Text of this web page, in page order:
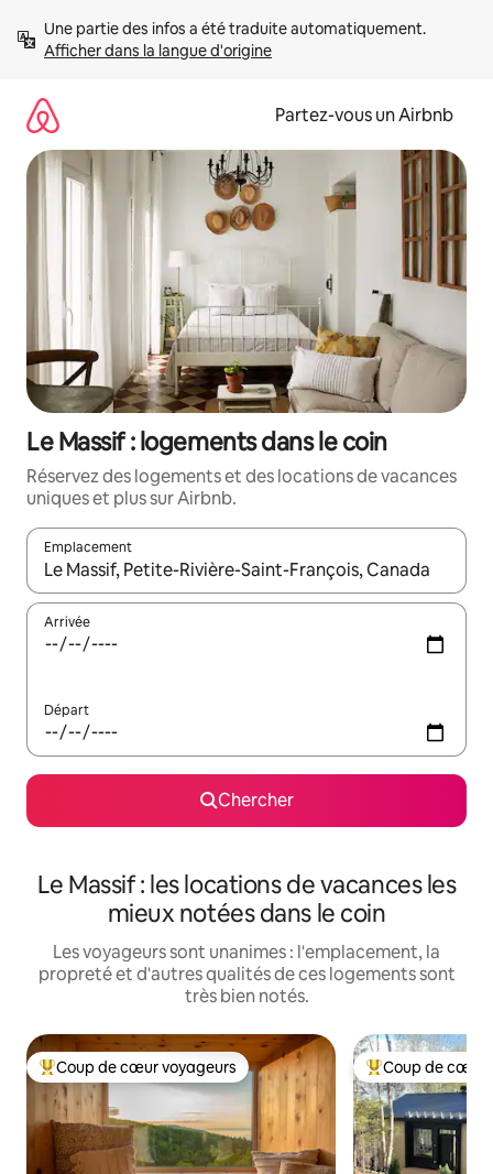
directement
Afficher dans la langue d'origine
Partez-vous un Airbnb
Le Massif : logements dans le coin
Réservez des logements et des locations de vacances
uniques et plus sur Airbnb.
Emplacement
Quand les résultats sont affichés, parcourez-les en utilisant
Arrivée
Départ
Chercher
Le Massif : les locations de vacances les
mieux notées dans le coin
Les voyageurs sont unanimes : l'emplacement, la
propreté et d'autres qualités de ces logements sont
très bien notés.
Coup de cœur voyageurs parmi les plus aimés
Coup de cœur voyageurs Coup de cœur
Coup de cœur